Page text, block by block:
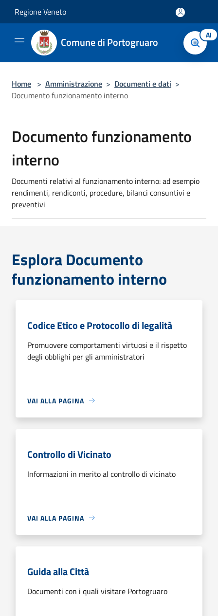
Regione Veneto
Comune di Portogruaro AI
Home > Amministrazione > Documenti e dati >
Documento funzionamento interno
Documento funzionamento
interno
Documenti relativi al funzionamento interno: ad esempio
rendimenti, rendiconti, procedure, bilanci consuntivi e
preventivi
Esplora Documento
funzionamento interno
Codice Etico e Protocollo di legalità
Promuovere comportamenti virtuosi e il rispetto
degli obblighi per gli amministratori
VAI ALLA PAGINA
Controllo di Vicinato
Informazioni in merito al controllo di vicinato
VAI ALLA PAGINA
Guida alla Città
Documenti con i quali visitare Portogruaro